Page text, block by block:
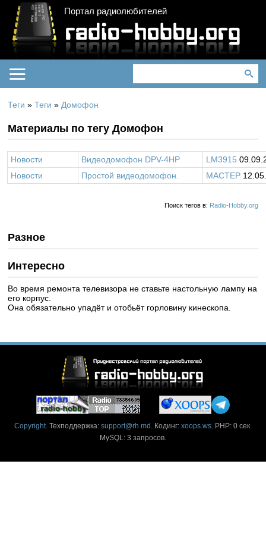
Портал радиолюбителей
Теги »Теги » Домофон
Материалы по тегу Домофон
Новости Видеодомофон DPV-4HP LM3915
Новости
Простой видеодомофон. MACTEP
Поиск тегов в: Radio-Hobby.org
Разное
Интересно
Во время ремонта телевизора не ставьте настольную лампу на
его корпус.
Она обязательно упадёт и отобьёт горловину кинескопа.
Copyright. Техподдержка: support@rh.md . Кодинг: xoops.ws. PHP: 0 сек.
MySQL: 3 запросов.